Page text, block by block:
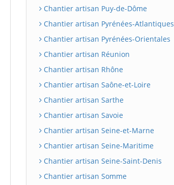
Chantier artisan Puy-de-Dôme
Chantier artisan Pyrénées-Atlantiques
Chantier artisan Pyrénées-Orientales
Chantier artisan Réunion
Chantier artisan Rhône
Chantier artisan Saône-et-Loire
Chantier artisan Sarthe
Chantier artisan Savoie
Chantier artisan Seine-et-Marne
Chantier artisan Seine-Maritime
Chantier artisan Seine-Saint-Denis
Chantier artisan Somme